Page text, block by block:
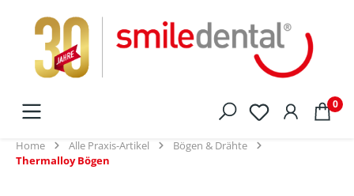
springen
0
Home Alle Praxis-Artikel
Bögen & Drähte
Thermalloy Bögen